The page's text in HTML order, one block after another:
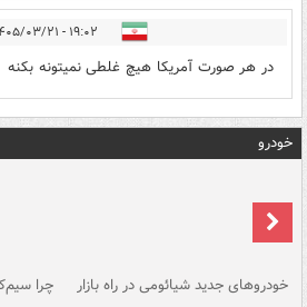
۱۹:۰۲ - ۱۴۰۵/۰۳/۲۱
در هر صورت آمریکا هیچ غلطی نمیتونه بکنه
خودرو
خودروهای جدید شیائومی در راه بازار چرا